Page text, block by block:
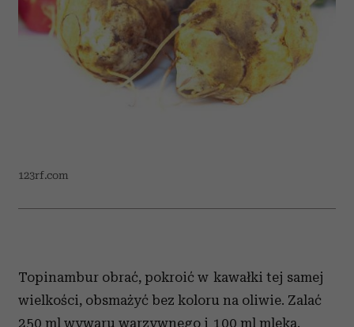
123rf.com
Topinambur obrać, pokroić w kawałki tej samej
wielkości, obsmażyć bez koloru na oliwie. Zalać
250 ml wywaru warzywnego i 100 ml mleka.